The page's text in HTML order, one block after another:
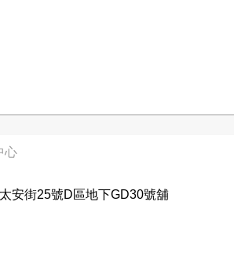
心
安街25號D區地下GD30號舖